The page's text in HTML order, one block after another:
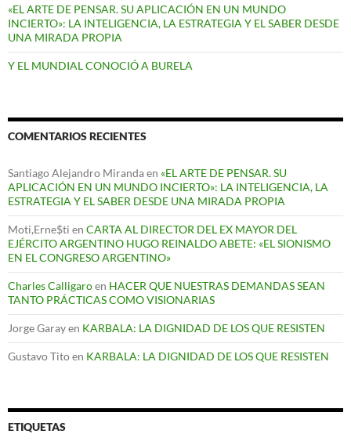
«EL ARTE DE PENSAR. SU APLICACIÓN EN UN MUNDO
INCIERTO»: LA INTELIGENCIA, LA ESTRATEGIA Y EL SABER DESDE
UNA MIRADA PROPIA
Y EL MUNDIAL CONOCIÓ A BURELA
COMENTARIOS RECIENTES
Santiago Alejandro Mirandaen «EL ARTE DE PENSAR. SU
APLICACIÓN EN UN MUNDO INCIERTO»: LA INTELIGENCIA, LA
ESTRATEGIA Y EL SABER DESDE UNA MIRADA PROPIA
Moti,Erne$ti en CARTA AL DIRECTOR DEL EX MAYOR DEL
EJÉRCITO ARGENTINO HUGO REINALDO ABETE: «EL SIONISMO
EN EL CONGRESO ARGENTINO»
Charles Calligaroen HACER QUE NUESTRAS DEMANDAS SEAN
TANTO PRÁCTICAS COMO VISIONARIAS
Jorge Garayen KARBALA: LA DIGNIDAD DE LOS QUE RESISTEN
Gustavo Titoen KARBALA: LA DIGNIDAD DE LOS QUE RESISTEN
ETIQUETAS